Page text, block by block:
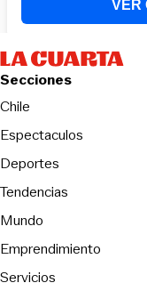
Secciones
Chile
Espectaculos
Deportes
Tendencias
Mundo
Emprendimiento
Servicios